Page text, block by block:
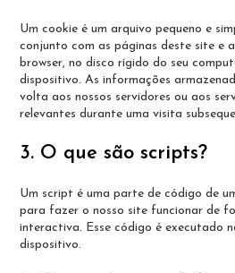
Um cookie é um arquivo pequeno e
conjunto com as páginas deste site e
browser, no disco rígido do seu
dispositivo. As informações
volta aos nossos servidores ou aos
relevantes durante uma visita
3. O que são scripts?
Um script é uma parte de código de
para fazer o nosso site funcionar de
interactiva. Esse código é executado
dispositivo.